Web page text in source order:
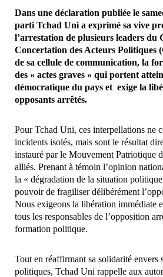
Dans une déclaration publiée le
parti Tchad Uni a exprimé sa vive
l’arrestation de plusieurs leaders du
Concertation des Acteurs Politiques
de sa cellule de communication, la
des « actes graves » qui portent
démocratique du pays et exige la
opposants arrêtés.
Pour Tchad Uni, ces interpellations ne
incidents isolés, mais sont le résultat
instauré par le Mouvement Patriotique
alliés. Prenant à témoin l’opinion
la « dégradation de la situation
pouvoir de fragiliser délibérément
Nous exigeons la libération immédiate
tous les responsables de l’opposition
formation politique.
Tout en réaffirmant sa solidarité envers
politiques, Tchad Uni rappelle aux